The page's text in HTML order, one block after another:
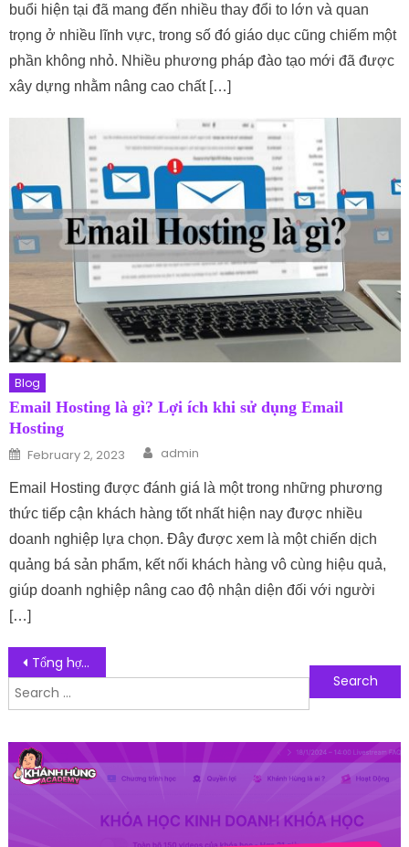
buổi hiện tại đã mang đến nhiều thay đổi to lớn và quan
trọng ở nhiều lĩnh vực, trong số đó giáo dục cũng chiếm một
phần không nhỏ. Nhiều phương pháp đào tạo mới đã được
xây dựng nhằm nâng cao chất […]
Blog
Email Hosting là gì? Lợi ích khi sử dụng Email
Hosting
Posted on
February 2, 2023 Author
admin
Email Hosting được đánh giá là một trong những phương
thức tiếp cận khách hàng tốt nhất hiện nay được nhiều
doanh nghiệp lựa chọn. Đây được xem là một chiến dịch
quảng bá sản phẩm, kết nối khách hàng vô cùng hiệu quả,
giúp doanh nghiệp nâng cao độ nhận diện đối với người
[…]
Post navigation
Tổng hợp 10 dịch vụ lưu trữ đám mây giúp dữ liệu của bạn an toàn
Search for:
Follow